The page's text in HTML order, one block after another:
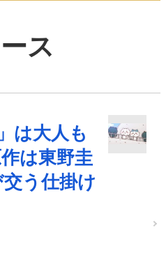
ス
は大人も
は東野圭
う仕掛け